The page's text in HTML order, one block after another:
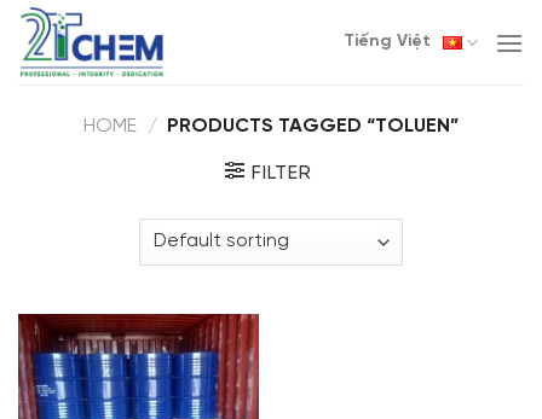
Skip
content
Tiếng Việt
HOME / PRODUCTS TAGGED “TOLUEN”
FILTER